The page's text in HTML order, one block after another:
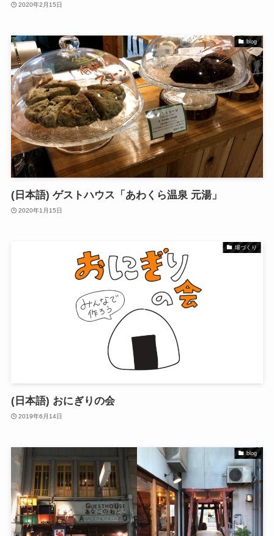
2020年2月15日
blog
(日本語) ゲストハウス「あわくら温泉 元湯」
2020年1月15日
場づくり
(日本語) おにぎりの会
2019年6月14日
blog